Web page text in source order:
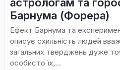
Барнума (Форера)
Ефект Барнума та
описує схильність людей
загальних тверджень дуже
особисто їх,...